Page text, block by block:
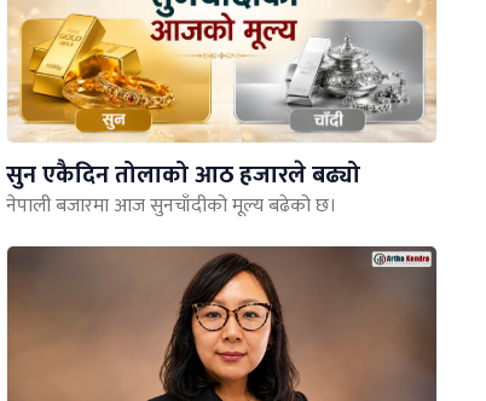
सुन एकैदिन तोलाको आठ हजारले बढ्यो
नेपाली बजारमा आज सुनचाँदीको मूल्य बढेको छ।